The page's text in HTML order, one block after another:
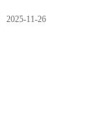
2025-11-26